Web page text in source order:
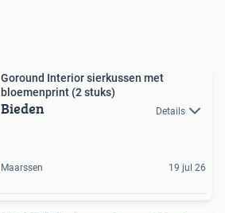
Goround Interior sierkussen met
bloemenprint (2 stuks)
Bieden Details
Maarssen 19 jul 26